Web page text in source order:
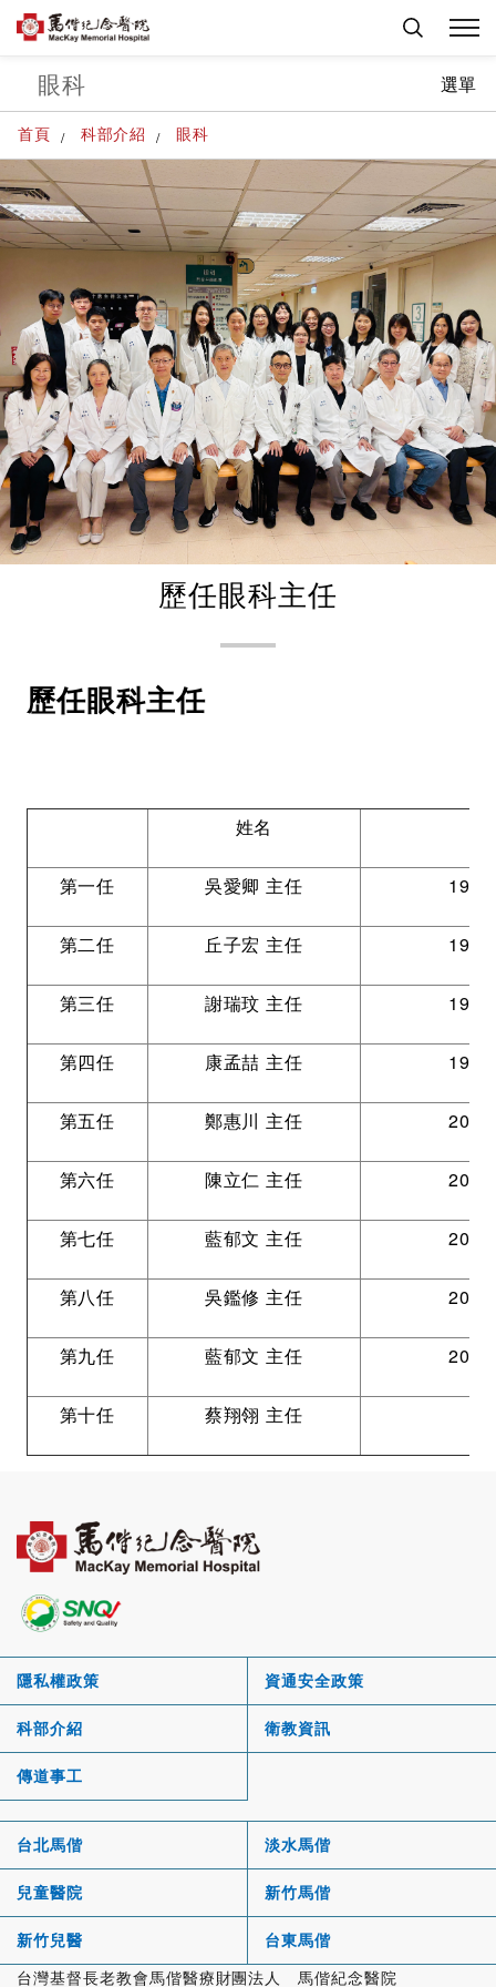
首頁 科部介紹 眼科
眼科 選單
歷任眼科主任
歷任眼科主任
姓名
第一任 吳愛卿 主任
第二任 丘子宏 主任
第三任 謝瑞玟 主任
第四任 康孟喆 主任
第五任 鄭惠川 主任
第六任 陳立仁 主任
第七任 藍郁文 主任
第八任 吳鑑修 主任
第九任 藍郁文 主任
第十任 蔡翔翎 主任
隱私權政策 資通安全政策
科部介紹 衛教資訊
傳道事工
台北馬偕 淡水馬偕
兒童醫院 新竹馬偕
新竹兒醫 台東馬偕
台灣基督長老教會馬偕醫療財團法人 馬偕紀念醫院